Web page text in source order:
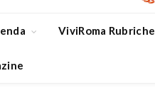
ViviRoma Rubriche